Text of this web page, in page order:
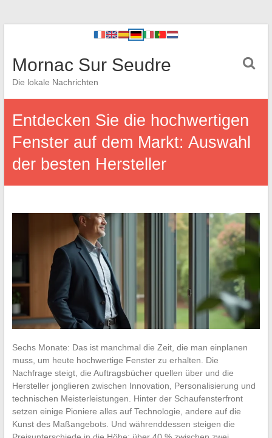
Mornac Sur Seudre
Die lokale Nachrichten
Entdecken Sie die hochwertigen
Fenster auf dem Markt: Auswahl
der besten Hersteller
Sechs Monate: Das ist manchmal die Zeit, die man einplanen
muss, um heute hochwertige Fenster zu erhalten. Die
Nachfrage steigt, die Auftragsbücher quellen über und die
Hersteller jonglieren zwischen Innovation, Personalisierung und
technischen Meisterleistungen. Hinter der Schaufensterfront
setzen einige Pioniere alles auf Technologie, andere auf die
Kunst des Maßangebots. Und währenddessen steigen die